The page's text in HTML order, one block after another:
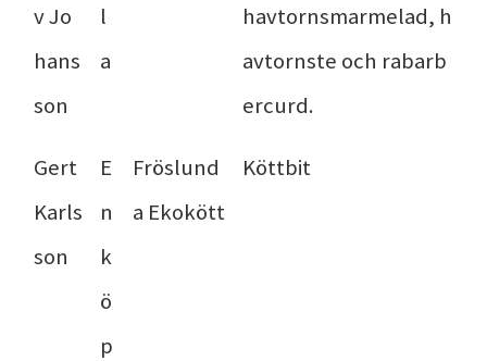
v Jo
hans
son
l
a
havtornsmarmelad, h
avtornste och rabarb
ercurd.
Gert
Karls
son
E
n
k
ö
p
Fröslund
a Ekokött
Köttbit